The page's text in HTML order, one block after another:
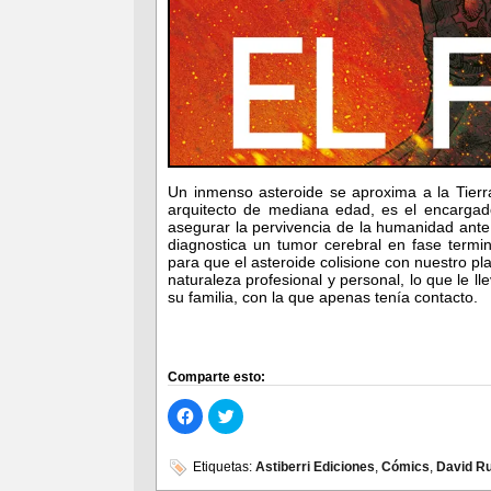
Un inmenso asteroide se aproxima a la
arquitecto de mediana edad, es el
asegurar la pervivencia de la humanidad
diagnostica un tumor cerebral en fase
para que el asteroide colisione con nuestro
naturaleza profesional y personal, lo que le
su familia, con la que apenas tenía contacto.
Comparte esto:
Haz
clic
para
en
Facebook
Haz
clic
en
Etiquetas: Astiberri Ediciones, Cómics, David